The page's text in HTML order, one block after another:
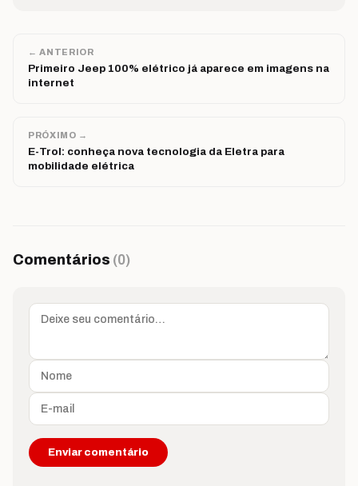
← ANTERIOR
Primeiro Jeep 100% elétrico já aparece em imagens na
internet
PRÓXIMO →
E-Trol: conheça nova tecnologia da Eletra para
mobilidade elétrica
Comentários (0)